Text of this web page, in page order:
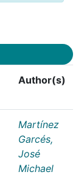
Author(s)
Martínez
Garcés,
José
Michael